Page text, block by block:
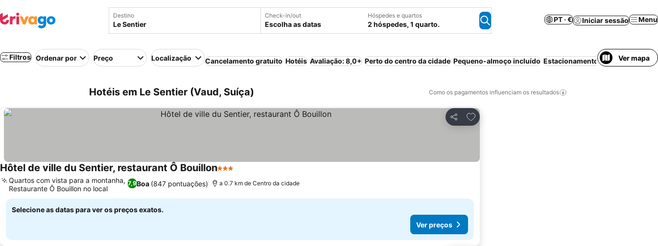
Destino Check-in/out
Escolha as datas
Hóspedes e quartos
2 hóspedes, 1 quarto.
PT · € Iniciar sessão Menu
Filtros Ordenar por Preço Localização Cancelamento gratuito Hotéis Avaliação: 8,0+ Perto do centro da cidade Pequeno-almoço incluído Estacionamento Praia Ver mapa
Hotéis em Le Sentier (Vaud, Suíça) Como os pagamentos influenciam os resultados
Partilhar
Adicionar aos favoritos
Hôtel de ville du Sentier, restaurant Ô Bouillon3 Estrelas
7,9Boa (847 pontuações)
Quartos com vista para a montanha,
Restaurante Ô Bouillon no local
a 0.7 km de Centro da cidade
Selecione as datas para ver os preços exatos.
Ver preços